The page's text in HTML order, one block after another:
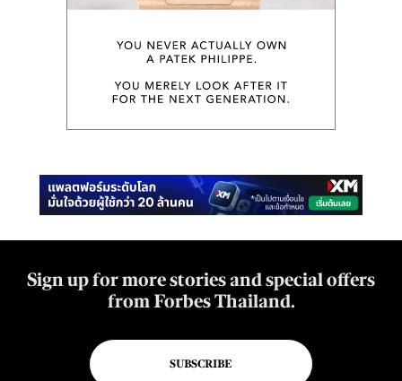
Sign up for more stories and special offers
from Forbes Thailand.
SUBSCRIBE